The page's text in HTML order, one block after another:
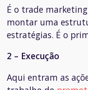
É o trade
montar uma
estratégias. É o
2 – Execução
Aqui entram as